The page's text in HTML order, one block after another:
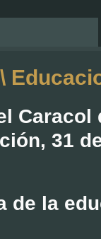
Caracol
31
de la